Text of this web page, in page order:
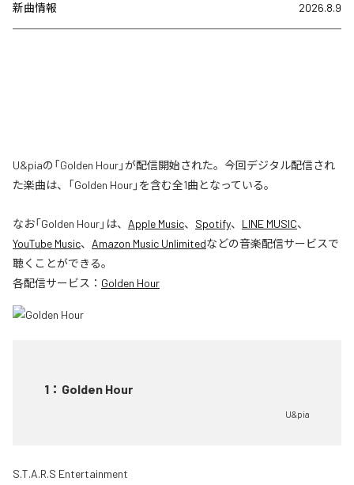
新曲情報 2026.8.9
U&piaの「Golden Hour」が配信開始された。今回デジタル配信され
た楽曲は、「Golden Hour」を含む全1曲となっている。
なお「Golden Hour」は、 Apple Music、 Spotify、 LINE MUSIC、
YouTube Music、 Amazon Music Unlimitedなどの音楽配信サービスで
聴くことができる。
各配信サービス： Golden Hour
1 ： Golden Hour
U&pia
S.T.A.R.S Entertainment